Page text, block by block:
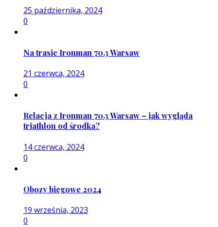
25 października, 2024
0
Na trasie Ironman 70.3 Warsaw
21 czerwca, 2024
0
Relacja z Ironman 70.3 Warsaw – jak wygląda
triathlon od środka?
14 czerwca, 2024
0
Obozy biegowe 2024
19 września, 2023
0